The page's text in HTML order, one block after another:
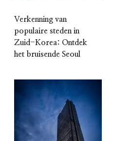
Verkenning van
populaire steden in
Zuid-Korea: Ontdek
het bruisende Seoul